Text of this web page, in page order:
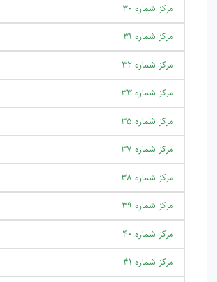
مرکز شماره 30
مرکز شماره 31
مرکز شماره 32
مرکز شماره 33
مرکز شماره 35
مرکز شماره 37
مرکز شماره 38
مرکز شماره 39
مرکز شماره 40
مرکز شماره 41